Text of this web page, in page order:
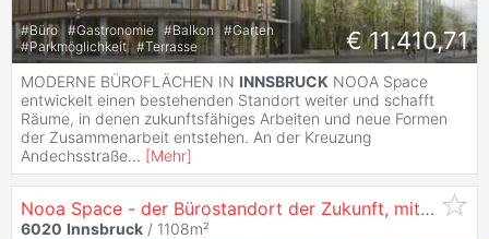
#Büro #Gastronomie #Balkon #Garten
#Parkmöglichkeit #Terrasse € 11.410,71
MODERNE BÜROFLÄCHEN IN INNSBRUCK NOOA Space
entwickelt einen bestehenden Standort weiter und schafft
Räume, in denen zukunftsfähiges Arbeiten und neue Formen
der Zusammenarbeit entstehen. An der Kreuzung
Andechsstraße... [Mehr]
Nooa Space - der Bürostandort der Zukunft, mit 1286 m² in
6020 Innsbruck / 1108m²